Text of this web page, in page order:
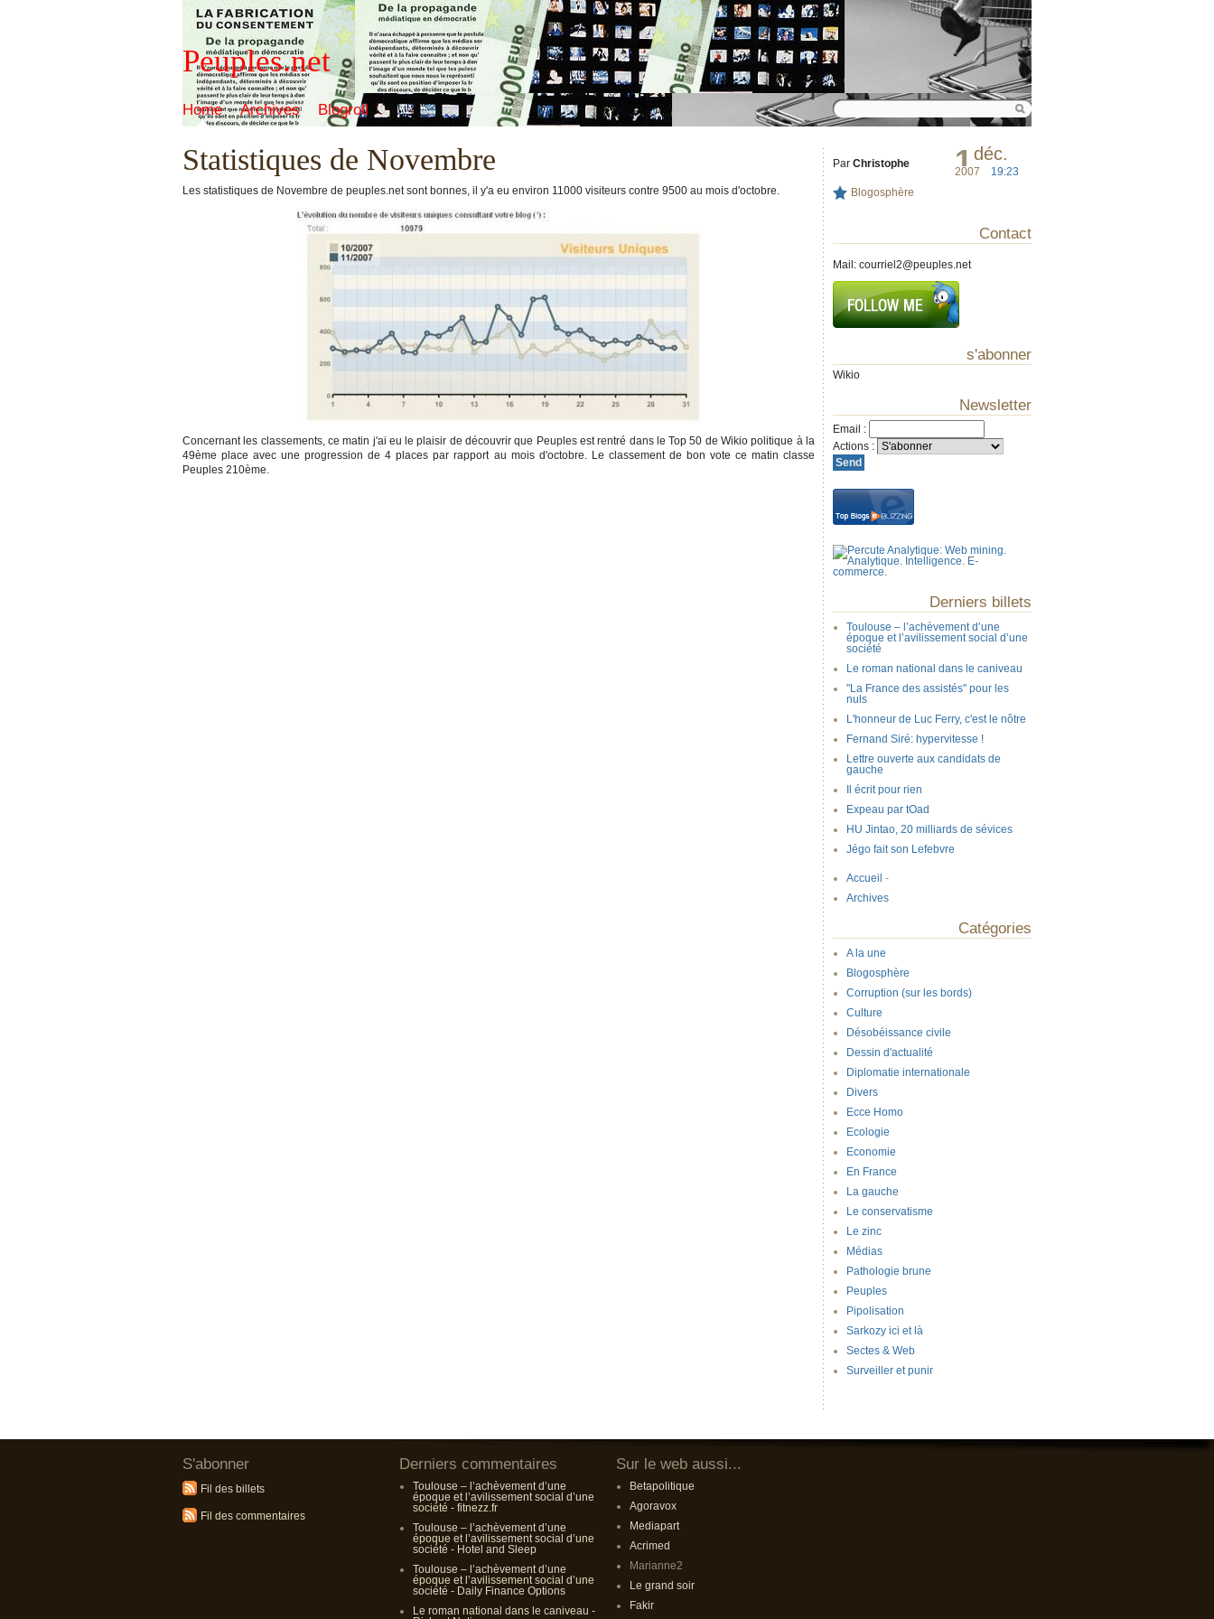
Peuples.net
Home Archives Blogroll
Statistiques de Novembre 1déc.
2007 19:23
Par Christophe
Blogosphère
Les statistiques de Novembre de peuples.net sont bonnes, il y'a eu environ 11000 visiteurs contre 9500 au mois d'octobre.
Concernant les classements, ce matin j'ai eu le plaisir de découvrir que Peuples est rentré dans le Top 50 de Wikio politique à la
49ème place avec une progression de 4 places par rapport au mois d'octobre. Le classement de bon vote ce matin classe
Peuples 210ème.
Contact
Mail: courriel2@peuples.net
s'abonner
Wikio
Newsletter
Email :
Actions :
Derniers billets
Toulouse – l’achèvement d’une
époque et l’avilissement social d’une
société
Le roman national dans le caniveau
"La France des assistés" pour les
nuls
L'honneur de Luc Ferry, c'est le nôtre
Fernand Siré: hypervitesse !
Lettre ouverte aux candidats de
gauche
Il écrit pour rien
Expeau par tOad
HU Jintao, 20 milliards de sévices
Jégo fait son Lefebvre
Accueil -
Archives
Catégories
A la une
Blogosphère
Corruption (sur les bords)
Culture
Désobéissance civile
Dessin d'actualité
Diplomatie internationale
Divers
Ecce Homo
Ecologie
Economie
En France
La gauche
Le conservatisme
Le zinc
Médias
Pathologie brune
Peuples
Pipolisation
Sarkozy ici et là
Sectes & Web
Surveiller et punir
S'abonner
Fil des billets
Fil des commentaires
Derniers commentaires
Toulouse – l’achèvement d’une
époque et l’avilissement social d’une
société - fitnezz.fr
Toulouse – l’achèvement d’une
époque et l’avilissement social d’une
société - Hotel and Sleep
Toulouse – l’achèvement d’une
époque et l’avilissement social d’une
société - Daily Finance Options
Le roman national dans le caniveau -
Sur le web aussi...
Betapolitique
Agoravox
Mediapart
Acrimed
Marianne2
Le grand soir
Fakir